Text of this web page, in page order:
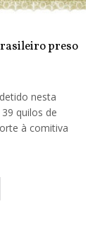
preso
nesta
quilos de
à comitiva